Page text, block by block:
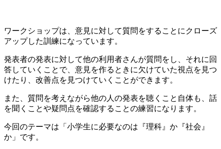
ワークショップは、意見に対して質問をすることにクローズ
アップした訓練になっています。
発表者の発表に対して他の利用者さんが質問をし、それに回
答していくことで、意見を作るときに欠けていた視点を見つ
けたり、改善点を見つけていくことができます。
また、質問を考えながら他の人の発表を聴くこと自体も、話
を聞くことや疑問点を確認することの練習になります。
今回のテーマは「小学生に必要なのは『理科』か『社会』
か」です。